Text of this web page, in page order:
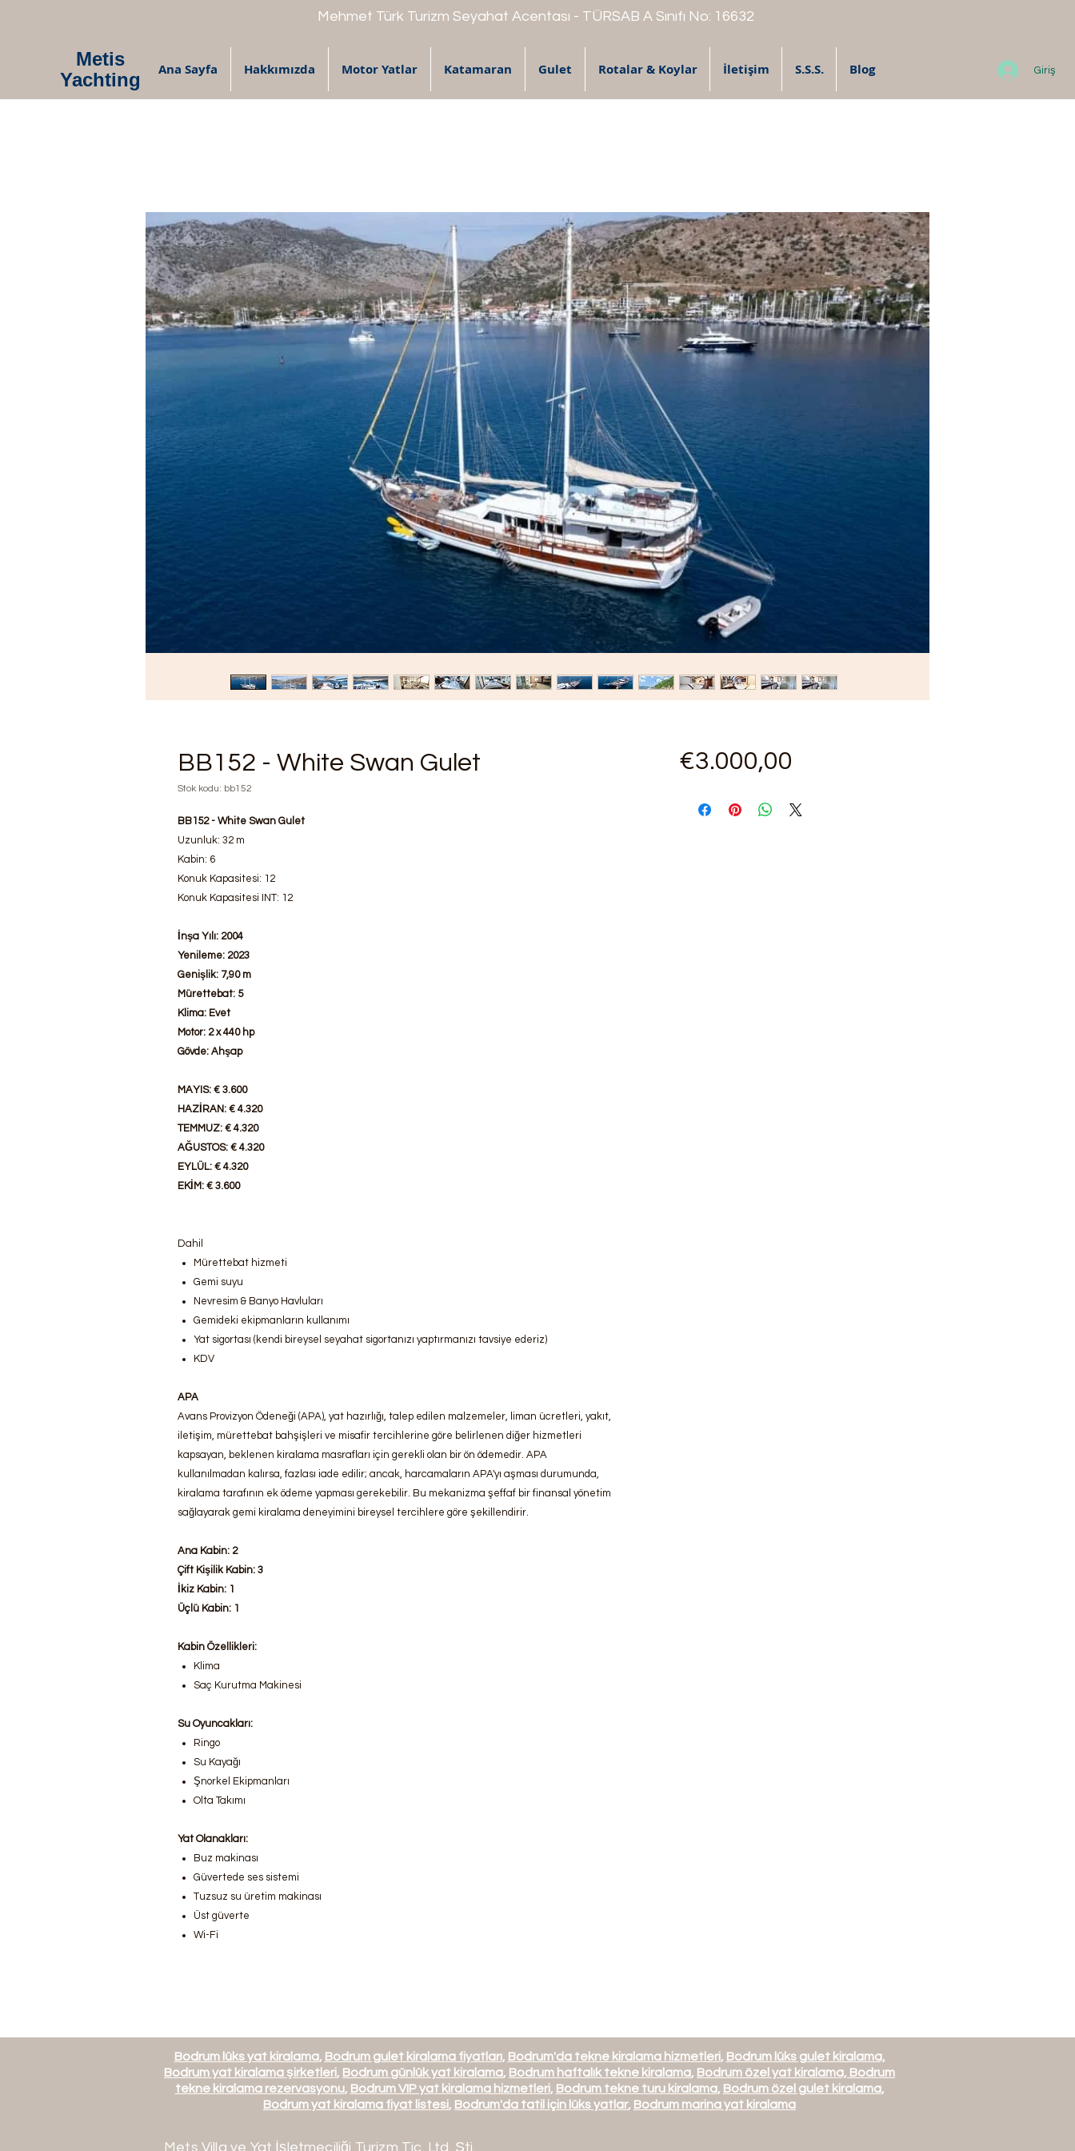
Mehmet Türk Turizm Seyahat Acentası - TÜRSAB A Sınıfı No: 16632
Metis
Yachting
Ana Sayfa Hakkımızda Motor Yatlar Katamaran Gulet Rotalar & Koylar İletişim S.S.S. Blog Giriş
BB152 - White Swan Gulet
Stok kodu: bb152
BB152 - White Swan Gulet
Uzunluk: 32 m
Kabin: 6
Konuk Kapasitesi: 12
Konuk Kapasitesi INT: 12
İnşa Yılı: 2004
Yenileme: 2023
Genişlik: 7,90 m
Mürettebat: 5
Klima: Evet
Motor: 2 x 440 hp
Gövde: Ahşap
MAYIS: € 3.600
HAZİRAN: € 4.320
TEMMUZ: € 4.320
AĞUSTOS: € 4.320
EYLÜL: € 4.320
EKİM: € 3.600
Dahil
Mürettebat hizmeti
Gemi suyu
Nevresim & Banyo Havluları
Gemideki ekipmanların kullanımı
Yat sigortası (kendi bireysel seyahat sigortanızı yaptırmanızı tavsiye ederiz)
KDV
APA
Avans Provizyon Ödeneği (APA), yat hazırlığı, talep edilen malzemeler, liman ücretleri, yakıt,
iletişim, mürettebat bahşişleri ve misafir tercihlerine göre belirlenen diğer hizmetleri
kapsayan, beklenen kiralama masrafları için gerekli olan bir ön ödemedir. APA
kullanılmadan kalırsa, fazlası iade edilir; ancak, harcamaların APA'yı aşması durumunda,
kiralama tarafının ek ödeme yapması gerekebilir. Bu mekanizma şeffaf bir finansal yönetim
sağlayarak gemi kiralama deneyimini bireysel tercihlere göre şekillendirir.
Ana Kabin: 2
Çift Kişilik Kabin: 3
İkiz Kabin: 1
Üçlü Kabin: 1
Kabin Özellikleri:
Klima
Saç Kurutma Makinesi
Su Oyuncakları:
Ringo
Su Kayağı
Şnorkel Ekipmanları
Olta Takımı
Yat Olanakları:
Buz makinası
Güvertede ses sistemi
Tuzsuz su üretim makinası
Üst güverte
Wi-Fi
€3.000,00
Bodrum lüks yat kiralama, Bodrum gulet kiralama fiyatları, Bodrum'da tekne kiralama hizmetleri, Bodrum lüks gulet kiralama,
Bodrum yat kiralama şirketleri, Bodrum günlük yat kiralama, Bodrum haftalık tekne kiralama, Bodrum özel yat kiralama, Bodrum
tekne kiralama rezervasyonu, Bodrum VIP yat kiralama hizmetleri, Bodrum tekne turu kiralama, Bodrum özel gulet kiralama,
Bodrum yat kiralama fiyat listesi, Bodrum'da tatil için lüks yatlar, Bodrum marina yat kiralama
Mets Villa ve Yat İşletmeciliği Turizm Tic. Ltd. Şti.